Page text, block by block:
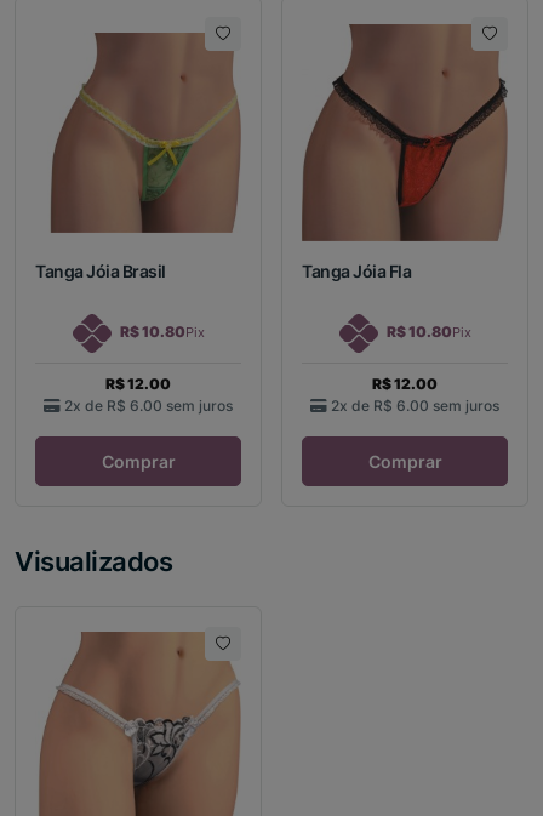
Tanga Jóia Brasil
R$ 10.80Pix
R$ 12.00
2x de R$ 6.00 sem juros
Comprar
Tanga Jóia Fla
R$ 10.80Pix
R$ 12.00
2x de R$ 6.00 sem juros
Comprar
Visualizados